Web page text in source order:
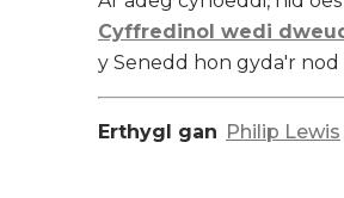
Cyffredinol wedi
y Senedd hon gyda'r
Erthygl gan Philip Lewis